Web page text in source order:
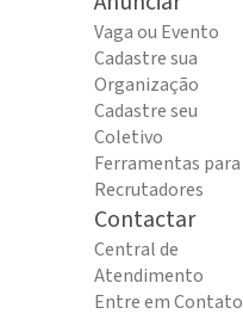
Vaga ou Evento
Cadastre sua
Organização
Cadastre seu
Coletivo
Ferramentas para
Recrutadores
Contactar
Central de
Atendimento
Entre em Contato